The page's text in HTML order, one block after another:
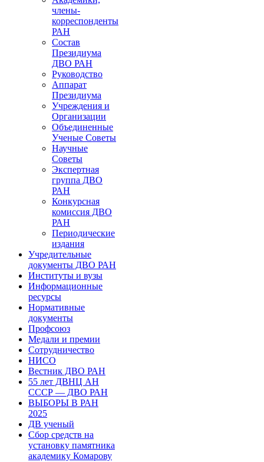
члены-
корреспонденты
РАН
Состав
Президиума
ДВО РАН
Руководство
Аппарат
Президиума
Учреждения и
Организации
Объединенные
Ученые Советы
Научные
Советы
Экспертная
группа ДВО
РАН
Конкурсная
комиссия ДВО
РАН
Периодические
издания
Учредительные
документы ДВО РАН
Институты и вузы
Информационные
ресурсы
Нормативные
документы
Профсоюз
Медали и премии
Сотрудничество
НИСО
Вестник ДВО РАН
55 лет ДВНЦ АН
СССР — ДВО РАН
ВЫБОРЫ В РАН
2025
ДВ ученый
Сбор средств на
установку памятника
академику Комарову